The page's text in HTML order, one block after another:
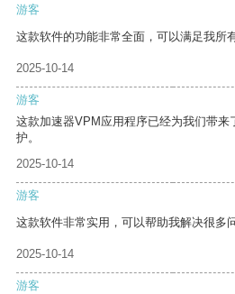
游客
这款软件的功能非常全面，可以满足我所
2025-10-14
游客
这款加速器VPM应用程序已经为我们带来
护。
2025-10-14
游客
这款软件非常实用，可以帮助我解决很多问
2025-10-14
游客